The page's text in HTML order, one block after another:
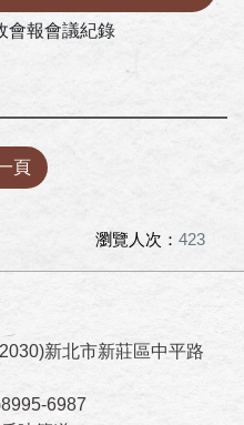
會報會議紀錄
頁
瀏覽人次： 423
新北市新莊區中平路
6987